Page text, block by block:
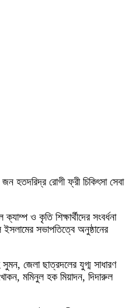
হতদরিদ্র রোগী ফ্রী চিকিৎসা সেবা
ও কৃতি শিক্ষার্থীদের সংবর্ধনা
সভাপতিত্বে অনুষ্ঠানের
জেলা ছাত্রদলের যুগ্ম সাধারণ
খোকন, মমিনুল হক মিয়াদন, দিদারুল